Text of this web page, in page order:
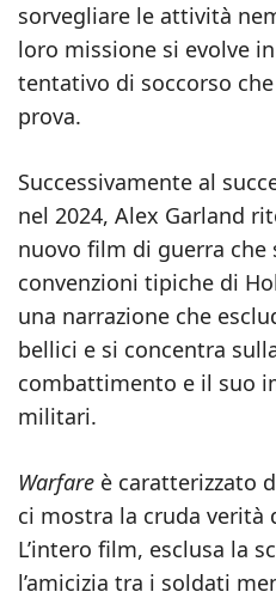
sorvegliare le attività
loro missione si evolve
tentativo di soccorso
prova.
Successivamente al
nel 2024, Alex Garland
nuovo film di guerra che
convenzioni tipiche di
una narrazione che
bellici e si concentra
combattimento e il suo
militari.
Warfare è caratterizzato
ci mostra la cruda
L’intero film, esclusa la
l’amicizia tra i soldati